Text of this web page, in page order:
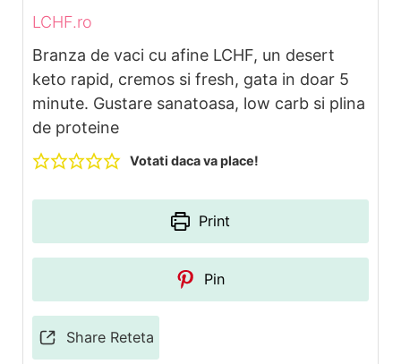
LCHF.ro
Branza de vaci cu afine LCHF, un desert
keto rapid, cremos si fresh, gata in doar 5
minute. Gustare sanatoasa, low carb si plina
de proteine
Votati daca va place!
Print
Pin
Share Reteta